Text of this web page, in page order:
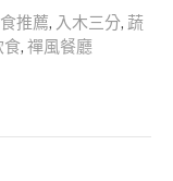
推薦, 入木三分, 蔬
食, 禪風餐廳